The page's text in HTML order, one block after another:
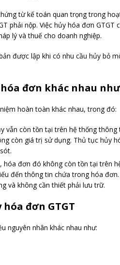
từ kế toán quan trọng trong
phải nộp. Việc hủy hóa đơn GTGT
lý và thuế cho doanh nghiệp.
được lập khi có nhu cầu hủy bỏ
đơn khác nhau
hoàn toàn khác nhau, trong đó:
vẫn còn tồn tại trên hệ thống thông
còn giá trị sử dụng. Thủ tục hủy
hóa đơn đó không còn tồn tại trên
đến thông tin chứa trong hóa
và không cần thiết phải lưu trữ.
đơn GTGT
nguyên nhân khác nhau như: